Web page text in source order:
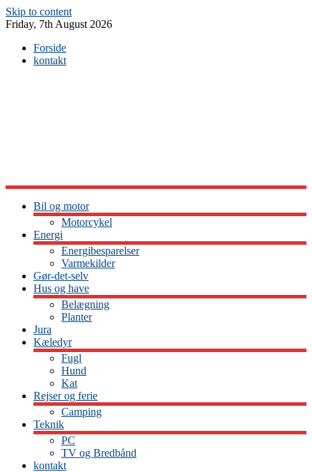
Skip to content
Friday, 7th August 2026
Forside
kontakt
Bil og motor
Motorcykel
Energi
Energibesparelser
Varmekilder
Gør-det-selv
Hus og have
Belægning
Planter
Jura
Kæledyr
Fugl
Hund
Kat
Rejser og ferie
Camping
Teknik
PC
TV og Bredbånd
kontakt